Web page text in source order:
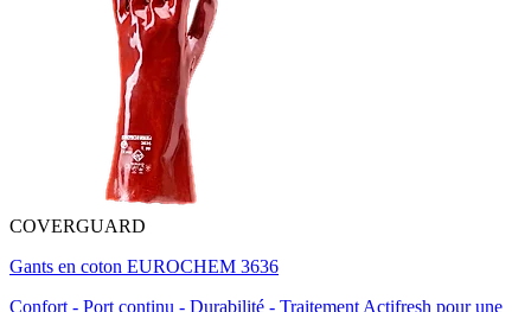
COVERGUARD
Gants en coton EUROCHEM 3636
Confort - Port continu - Durabilité - Traitement Actifresh pour une